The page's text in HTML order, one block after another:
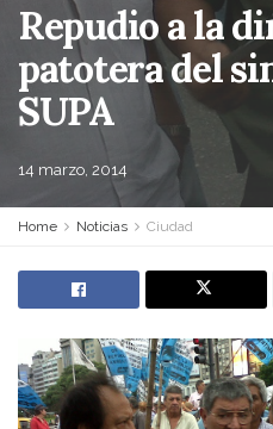
Repudio a la
patotera del
SUPA
14 marzo, 2014
Home Noticias Ciudad